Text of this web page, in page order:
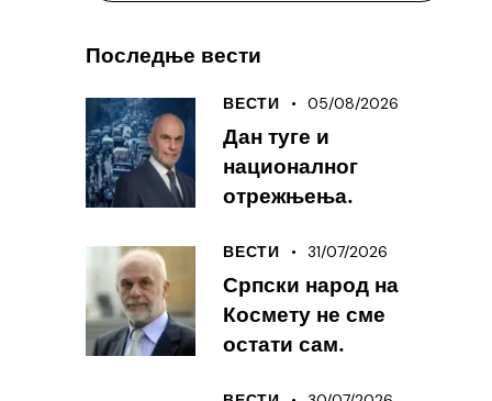
Последње вести
ВЕСТИ 05/08/2026
Дан туге и
националног
отрежњења.
ВЕСТИ 31/07/2026
Српски народ на
Космету не сме
остати сам.